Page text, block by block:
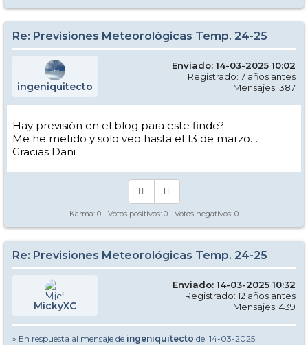
Re: Previsiones Meteorológicas Temp. 24-25
ingeniquitecto
Enviado: 14-03-2025 10:02
Registrado: 7 años antes
Mensajes: 387
Hay previsión en el blog para este finde?
Me he metido y solo veo hasta el 13 de marzo…
Gracias Dani
Karma: 0 - Votos positivos: 0 - Votos negativos: 0
Re: Previsiones Meteorológicas Temp. 24-25
MickyXC
Enviado: 14-03-2025 10:32
Registrado: 12 años antes
Mensajes: 439
» En respuesta al mensaje de ingeniquitecto del 14-03-2025